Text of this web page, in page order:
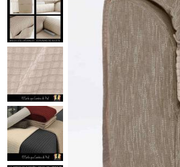
Chaiselongue
Relax estandard
Relax pies juntos
Orejero